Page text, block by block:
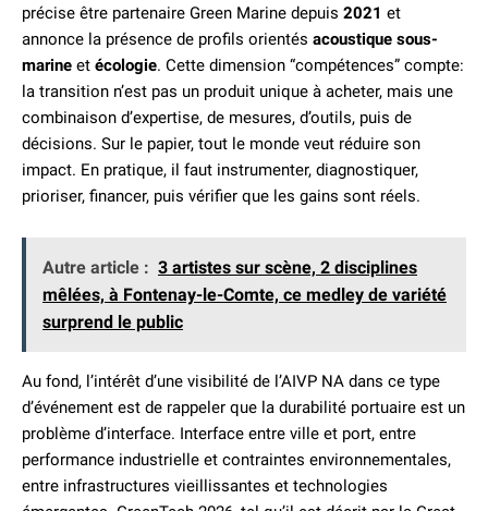
précise être partenaire Green Marine depuis 2021 et
annonce la présence de profils orientés acoustique sous-
marine et écologie. Cette dimension “compétences” compte:
la transition n’est pas un produit unique à acheter, mais une
combinaison d’expertise, de mesures, d’outils, puis de
décisions. Sur le papier, tout le monde veut réduire son
impact. En pratique, il faut instrumenter, diagnostiquer,
prioriser, financer, puis vérifier que les gains sont réels.
Autre article : 3 artistes sur scène, 2 disciplines
mêlées, à Fontenay-le-Comte, ce medley de variété
surprend le public
Au fond, l’intérêt d’une visibilité de l’AIVP NA dans ce type
d’événement est de rappeler que la durabilité portuaire est un
problème d’interface. Interface entre ville et port, entre
performance industrielle et contraintes environnementales,
entre infrastructures vieillissantes et technologies